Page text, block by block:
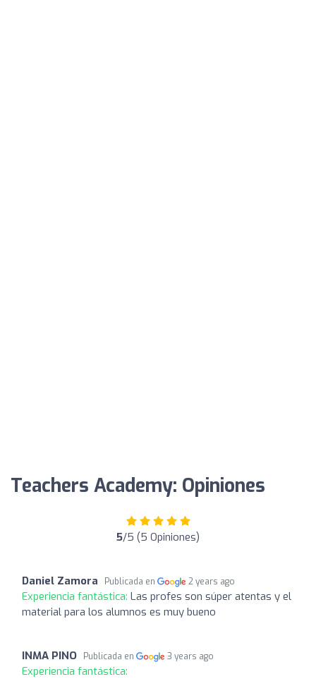
Teachers Academy: Opiniones
5/5 (5 Opiniones)
Daniel Zamora Publicada en 2 years ago
Experiencia fantástica: Las profes son súper atentas y el
material para los alumnos es muy bueno
INMA PINO Publicada en 3 years ago
Experiencia fantástica: